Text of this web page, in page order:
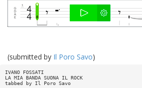
(submitted by Il Poro Savo)
IVANO FOSSATI
LA MIA BANDA SUONA IL ROCK
tabbed by Il Poro Savo